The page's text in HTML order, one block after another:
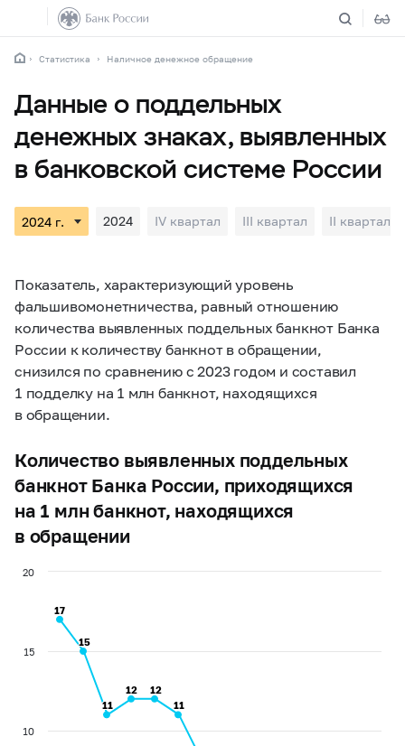
Статистика Наличное денежное обращение
Данные о поддельных
денежных знаках, выявленных
в банковской системе России
2024 IV квартал III квартал II квартал
Показатель, характеризующий уровень
фальшивомонетничества, равный отношению
количества выявленных поддельных банкнот Банка
России к количеству банкнот в обращении,
снизился по сравнению с 2023 годом и составил
1 подделку на 1 млн банкнот, находящихся
в обращении.
Количество выявленных поддельных
банкнот Банка России, приходящихся
на 1 млн банкнот, находящихся
в обращении
17
17
15
15
11
11
12
12 12
12
11
11
10
15
20